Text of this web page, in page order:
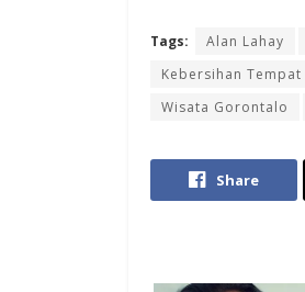
Tags: Alan Lahay
Kebersihan Tempat
Wisata Gorontalo
Share